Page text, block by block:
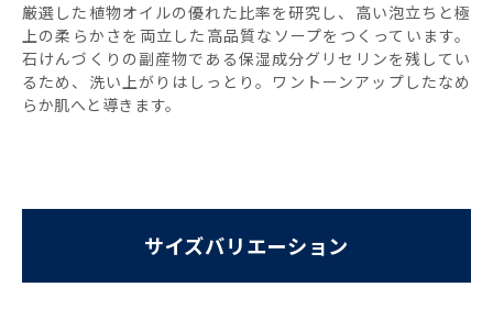
厳選した植物オイルの優れた比率を研究し、高い泡立ちと極
上の柔らかさを両立した高品質なソープをつくっています。
石けんづくりの副産物である保湿成分グリセリンを残してい
るため、洗い上がりはしっとり。ワントーンアップしたなめ
らか肌へと導きます。
サイズバリエーション